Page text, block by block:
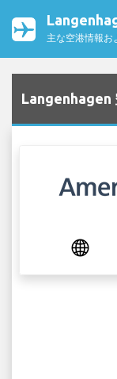
主な空港情報お
Langenhagen